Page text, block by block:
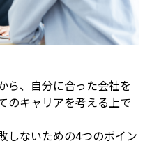
ら、自分に合った会社を
のキャリアを考える上で
しないための4つのポイン